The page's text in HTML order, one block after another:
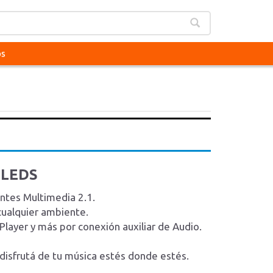
Multimedia 2.1.
ambiente.
y más por conexión auxiliar de Audio.
de tu música estés donde estés.